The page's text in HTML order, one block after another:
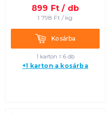
899 Ft / db
1 798 Ft / kg
KosárbaKosárba
1 karton = 6 db
+1 karton a kosárba